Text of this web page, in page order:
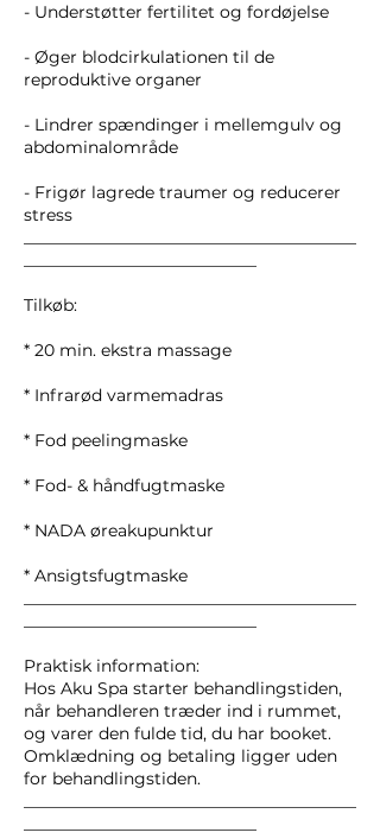
- Understøtter fertilitet og fordøjelse
- Øger blodcirkulationen til de
reproduktive organer
- Lindrer spændinger i mellemgulv og
abdominalområde
- Frigør lagrede traumer og reducerer
stress
Tilkøb:
* 20 min. ekstra massage
* Infrarød varmemadras
* Fod peelingmaske
* Fod- & håndfugtmaske
* NADA øreakupunktur
* Ansigtsfugtmaske
Praktisk information:
Hos Aku Spa starter behandlingstiden,
når behandleren træder ind i rummet,
og varer den fulde tid, du har booket.
Omklædning og betaling ligger uden
for behandlingstiden.